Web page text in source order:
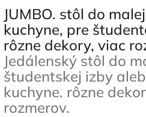
JUMBO. stôl do malej
kuchyne, pre
rôzne dekory, viac
Jedálenský stôl do
študentskej izby
kuchyne. rôzne
rozmerov.